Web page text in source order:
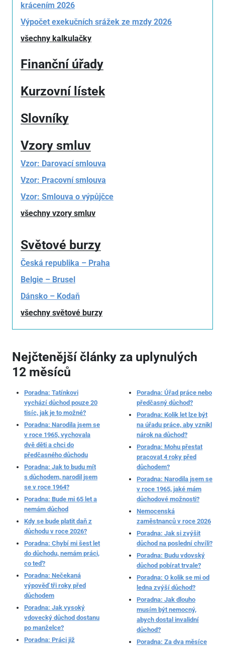
krácením 2026
Výpočet exekučních srážek ze mzdy 2026
všechny kalkulačky
Finanční úřady
Kurzovní lístek
Slovníky
Vzory smluv
Vzor: Darovací smlouva
Vzor: Pracovní smlouva
Vzor: Smlouva o výpůjčce
všechny vzory smluv
Světové burzy
Česká republika – Praha
Belgie – Brusel
Dánsko – Kodaň
všechny světové burzy
Nejčtenější články za uplynulých
12 měsíců
Poradna: Tatínkovi
vychází důchod pouze 20
tisíc, jak je to možné?
Poradna: Narodila jsem se
v roce 1965, vychovala
dvě děti a chci do
předčasného důchodu
Poradna: Jak to budu mít
s důchodem, narodil jsem
se v roce 1964?
Poradna: Bude mi 65 let a
nemám důchod
Kdy se bude platit daň z
důchodu v roce 2026?
Poradna: Chybí mi šest let
do důchodu, nemám práci,
co teď?
Poradna: Nečekaná
výpověď tři roky před
důchodem
Poradna: Jak vysoký
vdovecký důchod dostanu
po manželce?
Poradna: Práci již
Poradna: Úřad práce nebo
předčasný důchod?
Poradna: Kolik let lze být
na úřadu práce, aby vznikl
nárok na důchod?
Poradna: Mohu přestat
pracovat 4 roky před
důchodem?
Poradna: Narodila jsem se
v roce 1965, jaké mám
důchodové možnosti?
Nemocenská
zaměstnanců v roce 2026
Poradna: Jak si zvýšit
důchod na poslední chvíli?
Poradna: Budu vdovský
důchod pobírat trvale?
Poradna: O kolik se mi od
ledna zvýší důchod?
Poradna: Jak dlouho
musím být nemocný,
abych dostal invalidní
důchod?
Poradna: Za dva měsíce